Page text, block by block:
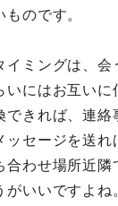
のです。
ミングは、会
にはお互いに
できれば、連絡
ッセージを送れ
わせ場所近隣
いいですよね